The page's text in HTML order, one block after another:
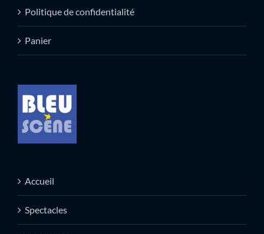
Politique de confidentialité
Panier
Accueil
Spectacles